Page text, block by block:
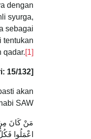
dengan
syurga,
sebagai
tentukan
qadar.[1]
[Lihat ‘Umdah al-Qari Syarh Sahih al-Bukhari: 15/132]
akan
SAW:
مَنْ كَانَ
اعْمَلُوا